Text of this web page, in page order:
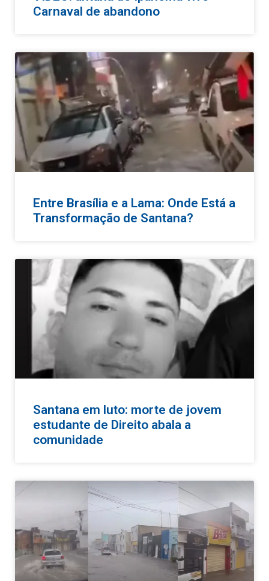
Carnaval de abandono
Entre Brasília e a Lama: Onde Está a
Transformação de Santana?
Santana em luto: morte de jovem
estudante de Direito abala a
comunidade